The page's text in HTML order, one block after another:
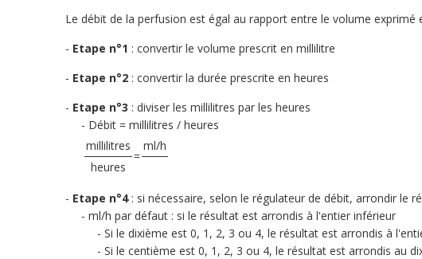
Le débit de la perfusion est égal au rapport entre le volume
Etape n°1 : convertir le volume prescrit en millilitre
Etape n°2 : convertir la durée prescrite en heures
Etape n°3 : diviser les millilitres par les heures
Débit = millilitres / heures
millilitres
=
ml/h
heures
Etape n°4: si nécessaire, selon le régulateur de débit, arrondir le
ml/h par défaut : si le résultat est arrondis à l'entier inférieur
Si le dixième est 0, 1, 2, 3 ou 4, le résultat est arrondis à
Si le centième est 0, 1, 2, 3 ou 4, le résultat est arrondis au